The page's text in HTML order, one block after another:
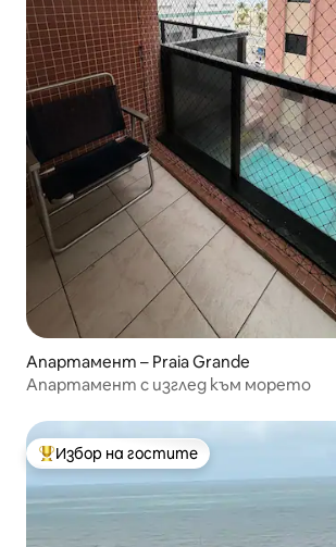
Апартамент – Praia Grande
Апартамент с изглед към морето
Най-популярен избор на гостите
Избор на гостите